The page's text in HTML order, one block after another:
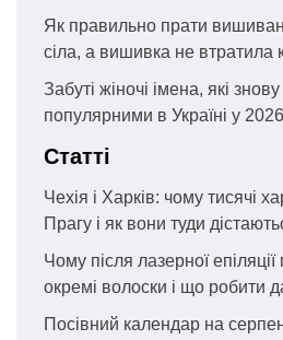
Як правильно прати
сіла, а вишивка не втратила
Забуті жіночі імена, які
популярними в Україні у
Статті
Чехія і Харків: чому тисячі
Прагу і як вони туди
Чому після лазерної
окремі волоски і що робити
Посівний календар на